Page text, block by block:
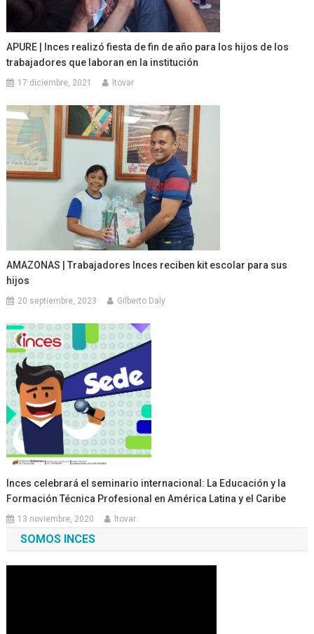
APURE | Inces realizó fiesta de fin de año para los hijos de los
trabajadores que laboran en la institución
17 diciembre, 2021 ltovar
AMAZONAS | Trabajadores Inces reciben kit escolar para sus
hijos
20 septiembre, 2023 Gilberto Daly
Inces celebrará el seminario internacional: La Educación y la
Formación Técnica Profesional en América Latina y el Caribe
13 noviembre, 2020 ltovar
SOMOS INCES